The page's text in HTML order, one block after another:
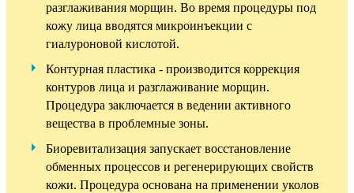
разглаживания морщин. Во время процедуры под
кожу лица вводятся микроинъекции с
гиалуроновой кислотой.
Контурная пластика - производится коррекция
контуров лица и разглаживание морщин.
Процедура заключается в ведении активного
вещества в проблемные зоны.
Биоревитализация запускает восстановление
обменных процессов и регенерирующих свойств
кожи. Процедура основана на применении уколов